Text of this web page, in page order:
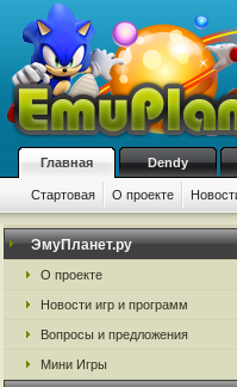
Главная Dendy
Стартовая О проекте
ЭмуПланет.ру
О проекте
Новости игр и программ
Вопросы и предложения
Мини Игры